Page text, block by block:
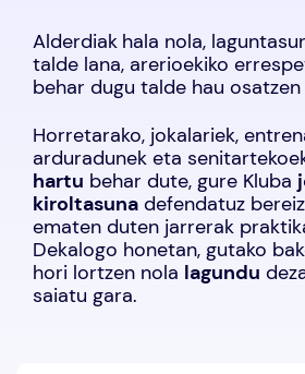
Alderdiak hala nola,
talde lana, arerioekiko
behar dugu talde hau
Horretarako, jokalariek,
arduradunek eta
hartu behar dute, gure Kluba
kiroltasuna defendatuz
ematen duten jarrerak
Dekalogo honetan, gutako
hori lortzen nola lagundu
saiatu gara.